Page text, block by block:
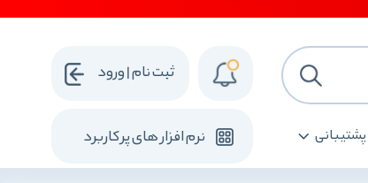
پشتیبانی نرم افزار های پرکاربرد
ثبت نام | ورود